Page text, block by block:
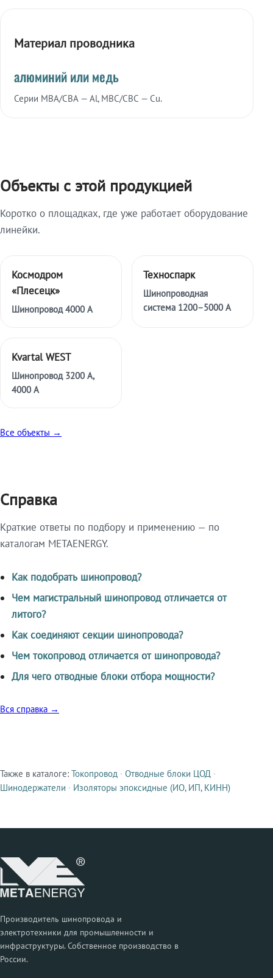
Материал проводника
алюминий или медь
Серии МВА/СВА — Al, МВС/СВС — Cu.
Объекты с этой продукцией
Коротко о площадках, где уже работает оборудование
линейки.
Космодром
«Плесецк»
Шинопровод 4000 А
Техноспарк
Шинопроводная
система 1200–5000 А
Kvartal WEST
Шинопровод 3200 А,
4000 А
Все объекты →
Справка
Краткие ответы по подбору и применению — по
каталогам METAENERGY.
Как подобрать шинопровод?
Чем магистральный шинопровод отличается от
литого?
Как соединяют секции шинопровода?
Чем токопровод отличается от шинопровода?
Для чего отводные блоки отбора мощности?
Вся справка →
Смежные продукты
Также в каталоге: Токопровод · Отводные блоки ЦОД ·
Шинодержатели · Изоляторы эпоксидные (ИО, ИП, КИНН)
Производитель шинопровода и
электротехники для промышленности и
инфраструктуры. Собственное производство в
России.